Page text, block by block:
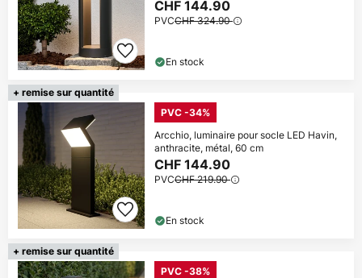
CHF 144.90
PVCCHF 324.90
En stock
+ remise sur quantité
PVC -34%
Arcchio, luminaire pour socle LED Havin,
anthracite, métal, 60 cm
CHF 144.90
PVCCHF 219.90
En stock
+ remise sur quantité
PVC -38%